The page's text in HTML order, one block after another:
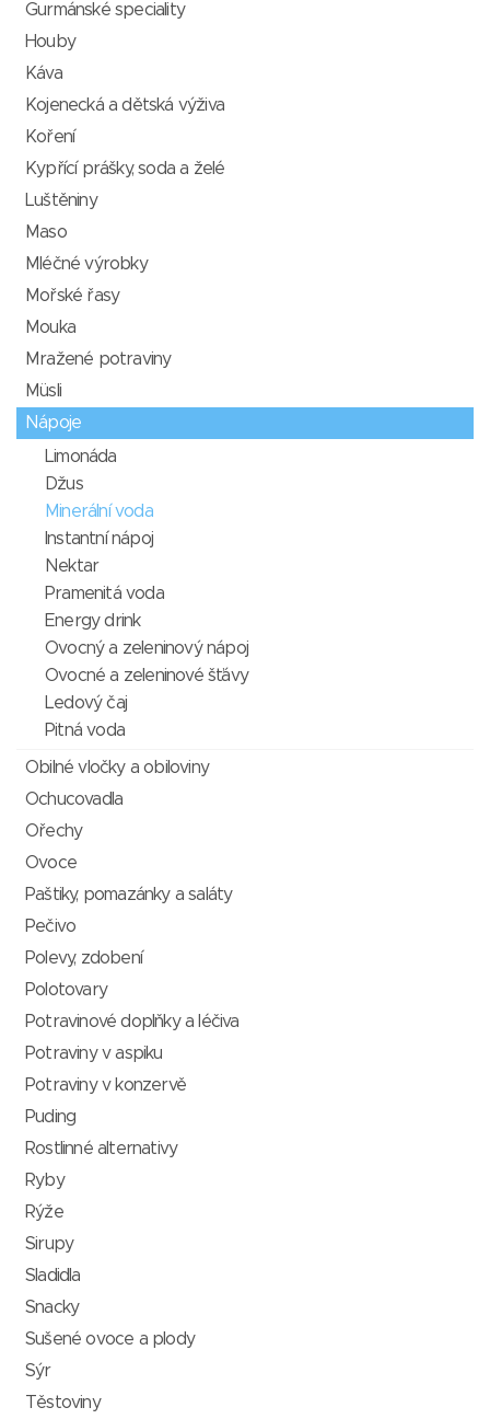
Gurmánské speciality
Houby
Káva
Kojenecká a dětská výživa
Koření
Kypřící prášky, soda a želé
Luštěniny
Maso
Mléčné výrobky
Mořské řasy
Mouka
Mražené potraviny
Müsli
Nápoje
Limonáda
Džus
Minerální voda
Instantní nápoj
Nektar
Pramenitá voda
Energy drink
Ovocný a zeleninový nápoj
Ovocné a zeleninové šťávy
Ledový čaj
Pitná voda
Obilné vločky a obiloviny
Ochucovadla
Ořechy
Ovoce
Paštiky, pomazánky a saláty
Pečivo
Polevy, zdobení
Polotovary
Potravinové doplňky a léčiva
Potraviny v aspiku
Potraviny v konzervě
Puding
Rostlinné alternativy
Ryby
Rýže
Sirupy
Sladidla
Snacky
Sušené ovoce a plody
Sýr
Těstoviny